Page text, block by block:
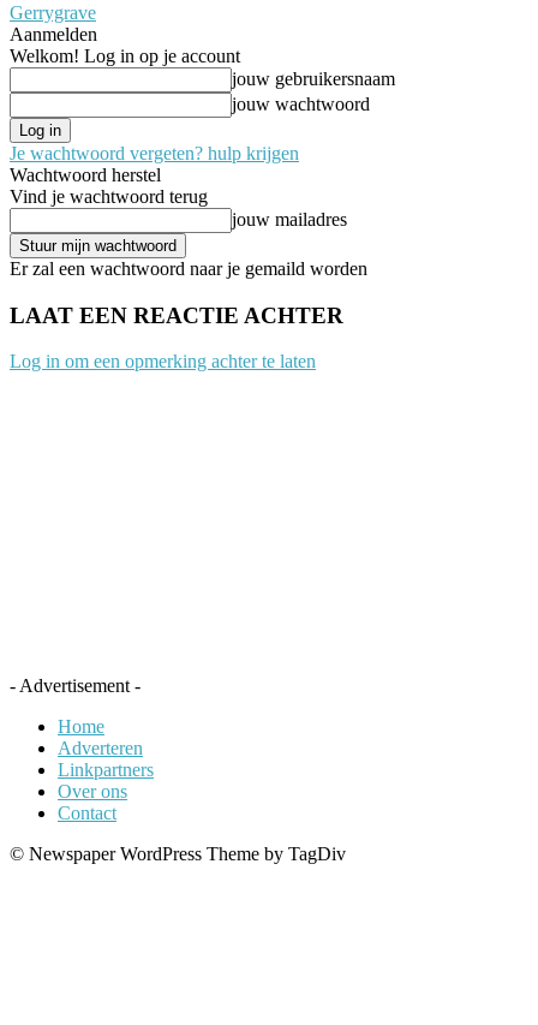
Gerrygrave
Aanmelden
Welkom! Log in op je account
jouw gebruikersnaam
jouw wachtwoord
Je wachtwoord vergeten? hulp krijgen
Wachtwoord herstel
Vind je wachtwoord terug
jouw mailadres
Er zal een wachtwoord naar je gemaild worden
LAAT EEN REACTIE ACHTER
Log in om een opmerking achter te laten
- Advertisement -
Home
Adverteren
Linkpartners
Over ons
Contact
© Newspaper WordPress Theme by TagDiv